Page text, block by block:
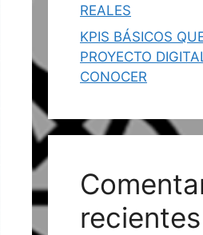
REALES
KPIS BÁSICOS
PROYECTO
CONOCER
recientes